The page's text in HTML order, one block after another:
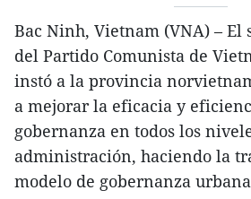
Bac Ninh, Vietnam (VNA) – El
del Partido Comunista de
instó a la provincia
a mejorar la eficacia y
gobernanza en todos los
administración, haciendo la
modelo de gobernanza